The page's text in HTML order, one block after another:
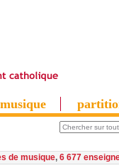
musique
de musique, 6 677